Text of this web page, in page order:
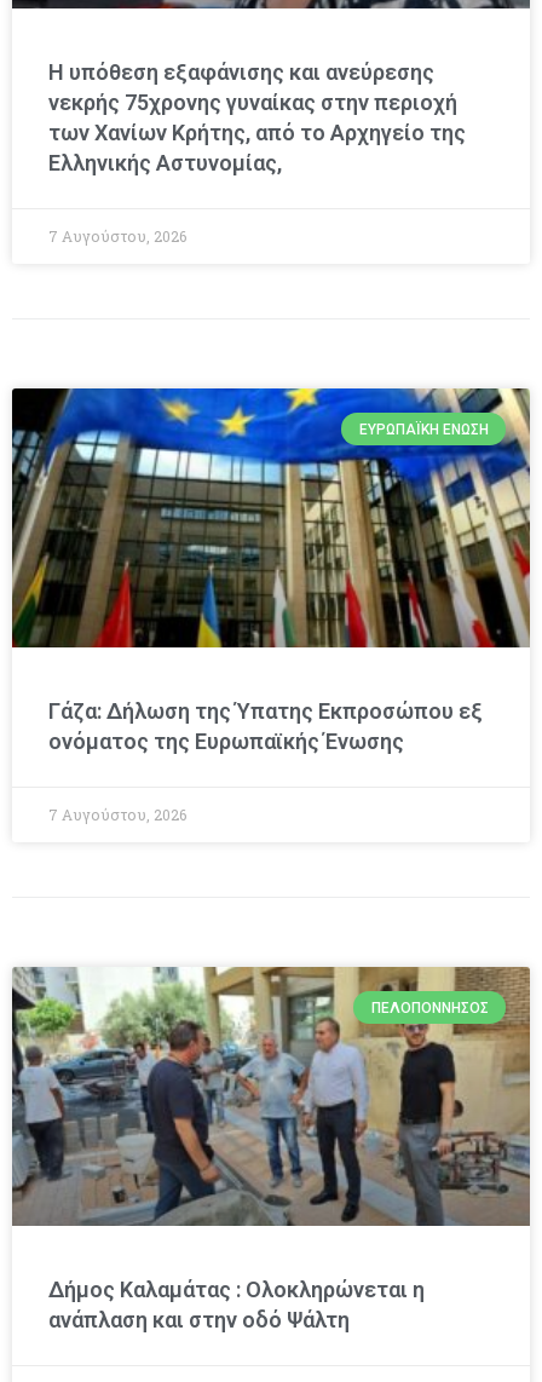
Η υπόθεση εξαφάνισης και ανεύρεσης
νεκρής 75χρονης γυναίκας στην περιοχή
των Χανίων Κρήτης, από το Αρχηγείο της
Ελληνικής Αστυνομίας,
7 Αυγούστου, 2026
ΕΥΡΩΠΑΪΚΉ ΈΝΩΣΗ
Γάζα: Δήλωση της Ύπατης Εκπροσώπου εξ
ονόματος της Ευρωπαϊκής Ένωσης
7 Αυγούστου, 2026
ΠΕΛΟΠΌΝΝΗΣΟΣ
Δήμος Καλαμάτας : Ολοκληρώνεται η
ανάπλαση και στην οδό Ψάλτη